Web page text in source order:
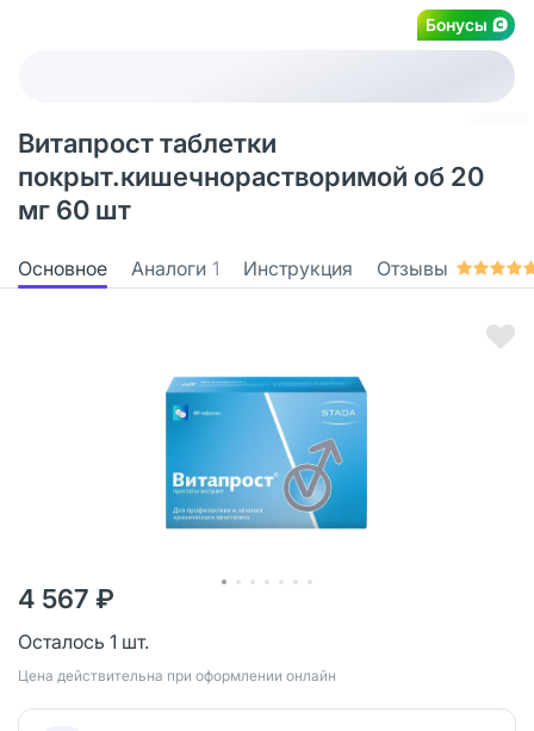
Бонусы
Витапрост таблетки
покрыт.кишечнорастворимой об 20
мг 60 шт
Основное Аналоги 1 Инструкция Отзывы
4 567 ₽
Осталось 1 шт.
Цена действительна при оформлении онлайн